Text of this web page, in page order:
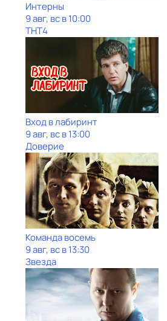
Интерны
9 авг, вс в 10:00
ТНТ4
Вход в лабиринт
9 авг, вс в 13:00
Доверие
Команда восемь
9 авг, вс в 13:30
Звезда